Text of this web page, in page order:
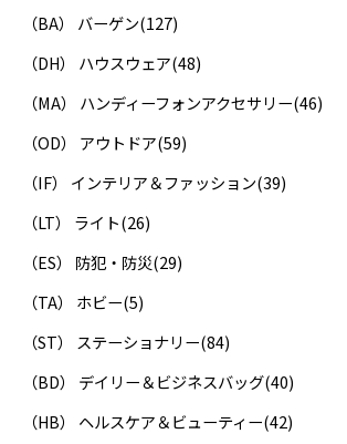
（BA） バーゲン(127)
（DH） ハウスウェア(48)
（MA） ハンディーフォンアクセサリー(46)
（OD） アウトドア(59)
（IF） インテリア＆ファッション(39)
（LT） ライト(26)
（ES） 防犯・防災(29)
（TA） ホビー(5)
（ST） ステーショナリー(84)
（BD） デイリー＆ビジネスバッグ(40)
（HB） ヘルスケア＆ビューティー(42)